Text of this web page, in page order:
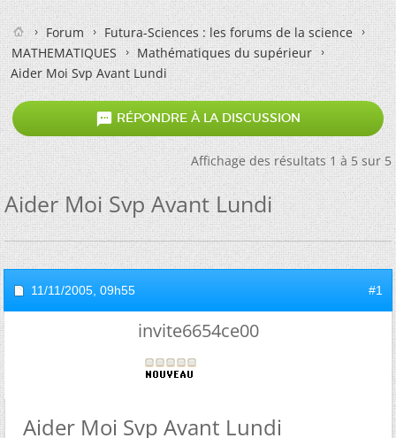
Forum
Futura-Sciences : les forums de la science
MATHEMATIQUES
Mathématiques du supérieur
Aider Moi Svp Avant Lundi
 RÉPONDRE À LA DISCUSSION
Affichage des résultats 1 à 5 sur 5
Aider Moi Svp Avant Lundi
11/11/2005, 09h55 #1
invite6654ce00
Aider Moi Svp Avant Lundi